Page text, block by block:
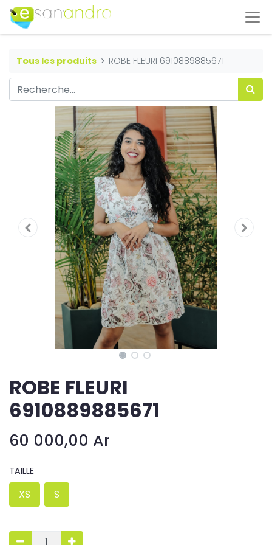
Tous les produits ROBE FLEURI 6910889885671
ROBE FLEURI
6910889885671
60 000,00 Ar
TAILLE
XS S